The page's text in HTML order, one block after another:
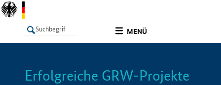
MENÜ
LISTE Info
Erfolgreiche GRW-Projekte